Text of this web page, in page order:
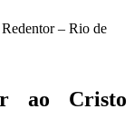
– Rio de
ao Cristo